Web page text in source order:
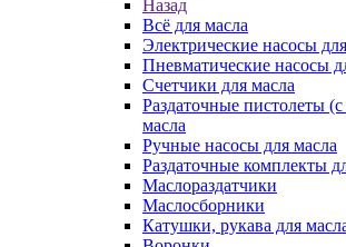
Назад
Всё для масла
Электрические насосы
Пневматические насосы
Счетчики для масла
Раздаточные пистолеты
масла
Ручные насосы для масла
Раздаточные комплекты
Маслораздатчики
Маслосборники
Катушки, рукава для